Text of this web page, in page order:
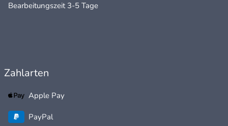
Bearbeitungszeit 3-5 Tage
Zahlarten
Apple Pay
PayPal